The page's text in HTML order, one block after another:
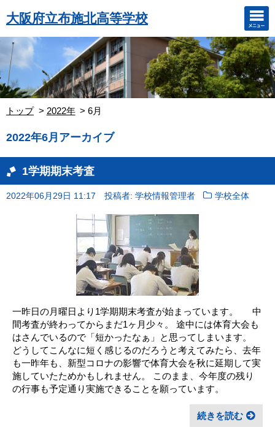
大阪府立布施北高等学校
トップ 2022年 6月
2022年6月アーカイブ
1学期期末考査
2022年06月29日 11:17 投稿者: 学校情報管理者 学校全体
一昨日の月曜日より1学期期末考査が始まっています。 中
間考査が終わってからまだ1ヶ月少々。 途中には体育大会も
はさんでいるので「短かったなぁ」と思ってしまいます。
どうしてこんなに短く感じるのだろうと考えてみたら、去年
も一昨年も、新型コロナの影響で体育大会を秋に延期して実
施していたためかもしれません。 このまま、今年度の残り
の行事も予定通り実施できることを願っています。
続きを読む